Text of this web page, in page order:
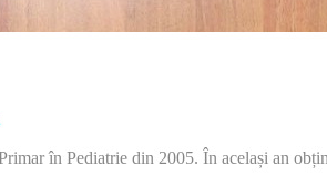
în Pediatrie din 2005. În același an